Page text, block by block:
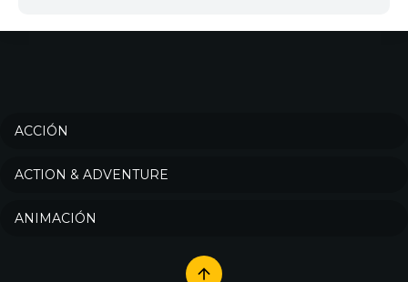
Música
ACCIÓN
ACTION & ADVENTURE
ANIMACIÓN